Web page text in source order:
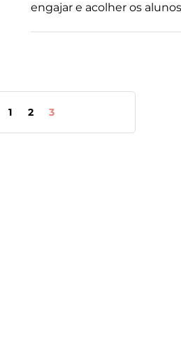
engajar e acolher os
1 2 3